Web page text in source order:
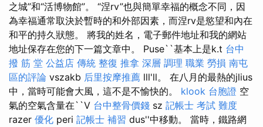
之城”和“活博物館”。 “涅rv”也與簡單幸福的概念不同，因
為幸福通常取決於暫時的和外部因素，而涅rv是慾望和內在
和平的持久狀態。 將我的姓名，電子郵件地址和我的網站
地址保存在您的下一篇文章中。 Puse``基本上是k.t 台中
撥 筋 堂 公益店 傳統 整復 推拿 深層 調理 職業 勞損 南屯
區的評論 vszakb 后里按摩推薦 lll'll。 在八月的最熱的jlius
中，當時可能會大風，這不是不愉快的。 klook 台胞證 空
氣的空氣含量在``V 台中整骨價錢 sz 記帳士 考試 難度
razer 優化 peri 記帳士 補習 dus''中移動。 當時，鐵路網